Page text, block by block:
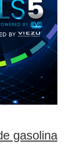
gasolina